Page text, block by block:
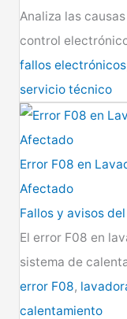
Analiza las
control
fallos electrónicos
servicio técnico
Error F08 en
Afectado
Fallos y avisos
El error F08 en
sistema de
error F08,
calentamiento